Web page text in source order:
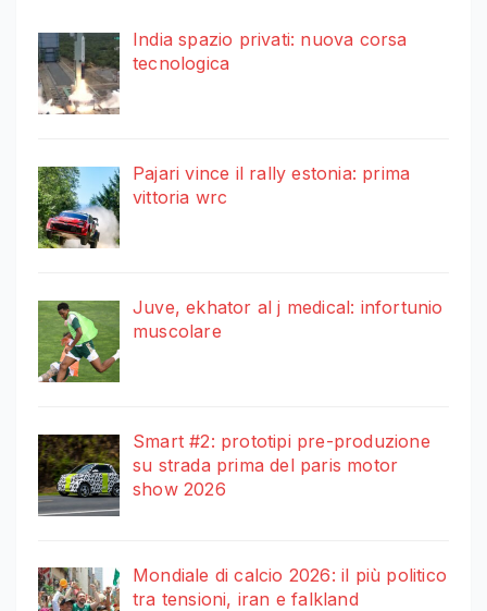
India spazio privati: nuova corsa
tecnologica
Pajari vince il rally estonia: prima
vittoria wrc
Juve, ekhator al j medical: infortunio
muscolare
Smart #2: prototipi pre-produzione
su strada prima del paris motor
show 2026
Mondiale di calcio 2026: il più politico
tra tensioni, iran e falkland